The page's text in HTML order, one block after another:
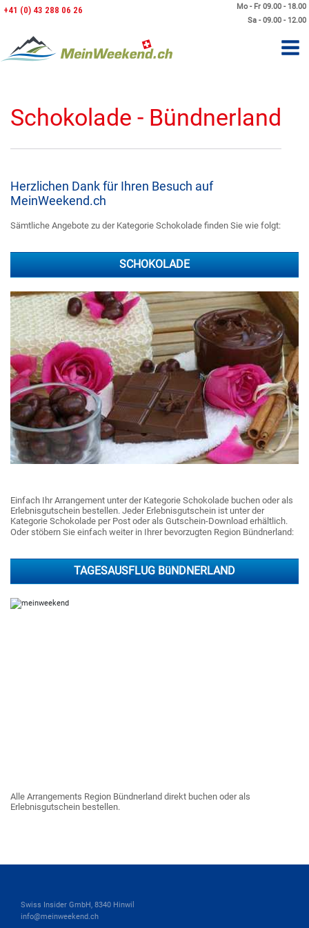
Mo - Fr 09.00 - 18.00
Sa - 09.00 - 12.00
+41 (0) 43 288 06 26
Schokolade - Bündnerland
Herzlichen Dank für Ihren Besuch auf
MeinWeekend.ch
Sämtliche Angebote zu der Kategorie Schokolade finden Sie wie folgt:
SCHOKOLADE
Einfach Ihr Arrangement unter der Kategorie Schokolade buchen oder als
Erlebnisgutschein bestellen. Jeder Erlebnisgutschein ist unter der
Kategorie Schokolade per Post oder als Gutschein-Download erhältlich.
Oder stöbern Sie einfach weiter in Ihrer bevorzugten Region Bündnerland:
TAGESAUSFLUG BüNDNERLAND
Alle Arrangements Region Bündnerland direkt buchen oder als
Erlebnisgutschein bestellen.
Swiss Insider GmbH, 8340 Hinwil
info@meinweekend.ch